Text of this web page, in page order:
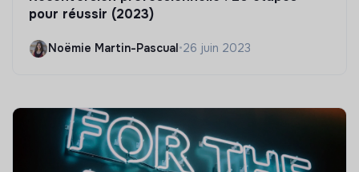
pour réussir (2023)
Noëmie Martin-Pascual •26 juin 2023